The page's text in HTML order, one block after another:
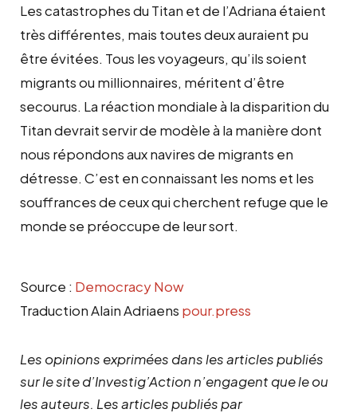
Les catastrophes du Titan et de l’Adriana étaient
très différentes, mais toutes deux auraient pu
être évitées. Tous les voyageurs, qu’ils soient
migrants ou millionnaires, méritent d’être
secourus. La réaction mondiale à la disparition du
Titan devrait servir de modèle à la manière dont
nous répondons aux navires de migrants en
détresse. C’est en connaissant les noms et les
souffrances de ceux qui cherchent refuge que le
monde se préoccupe de leur sort.
Source : Democracy Now
Traduction Alain Adriaens pour.press
Les opinions exprimées dans les articles publiés
sur le site d’Investig’Action n’engagent que le ou
les auteurs. Les articles publiés par